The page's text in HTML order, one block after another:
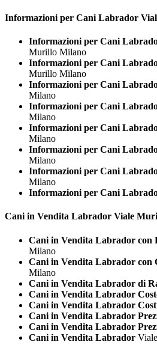
Informazioni per Cani Labrador
Informazioni per Cani
Murillo Milano
Informazioni per Cani
Murillo Milano
Informazioni per Cani
Milano
Informazioni per Cani
Milano
Informazioni per Cani
Milano
Informazioni per Cani
Milano
Informazioni per Cani
Milano
Informazioni per Cani
Cani in Vendita Labrador Viale
Cani in Vendita Labrador con
Milano
Cani in Vendita Labrador con
Milano
Cani in Vendita Labrador di
Cani in Vendita Labrador
Cani in Vendita Labrador
Cani in Vendita Labrador
Cani in Vendita Labrador
Cani in Vendita Labrador